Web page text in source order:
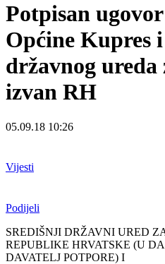
Potpisan
Općine Kupres
državnog ureda
izvan RH
05.09.18 10:26
Vijesti
Podijeli
SREDIŠNJI DRŽAVNI URED
REPUBLIKE HRVATSKE (U
DAVATELJ POTPORE) I